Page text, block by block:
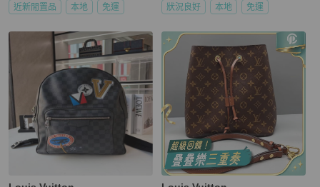
近新閒置品 本地 免運 狀況良好 本地 免運